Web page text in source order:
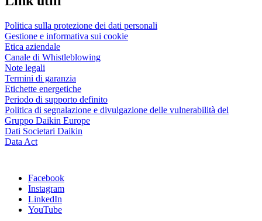
Politica sulla protezione dei dati personali
Gestione e informativa sui cookie
Etica aziendale
Canale di Whistleblowing
Note legali
Termini di garanzia
Etichette energetiche
Periodo di supporto definito
Politica di segnalazione e divulgazione delle vulnerabilità del
Gruppo Daikin Europe
Dati Societari Daikin
Data Act
Facebook
Instagram
LinkedIn
YouTube